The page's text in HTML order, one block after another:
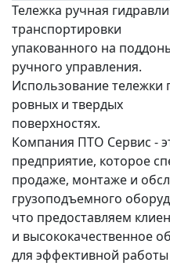
Тележка ручная
транспортировки
упакованного на
ручного управления.
Использование тележки
ровных и твердых
поверхностях.
Компания ПТО Сервис -
предприятие, которое
продаже, монтаже и
грузоподъемного
что предоставляем
и высококачественное
для эффективной